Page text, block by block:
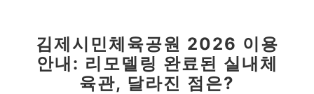
김제시민체육공원 2026 이용
안내: 리모델링 완료된 실내체
육관, 달라진 점은?